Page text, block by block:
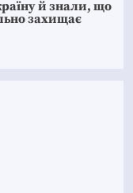
й знали, що
захищає